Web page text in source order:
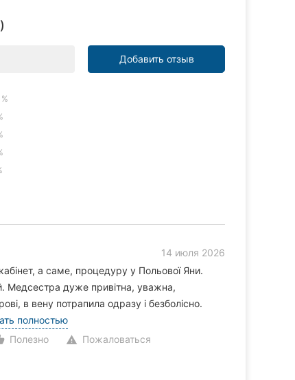
Добавить отзыв
14 июля 2026
а саме, процедуру у Польової Яни.
Медсестра дуже привітна, уважна,
в вену потрапила одразу і безболісно.
полностью
Полезно warning Пожаловаться